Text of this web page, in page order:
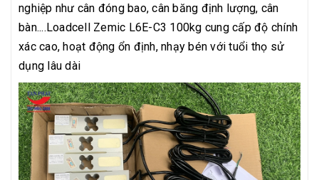
nghiệp như cân đóng bao, cân băng định lượng, cân
bàn....Loadcell Zemic L6E-C3 100kg cung cấp độ chính
xác cao, hoạt động ổn định, nhạy bén với tuổi thọ sử
dụng lâu dài